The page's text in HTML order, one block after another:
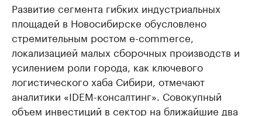
Развитие сегмента гибких индустриальных
площадей в Новосибирске обусловлено
стремительным ростом e-commerce,
локализацией малых сборочных производств и
усилением роли города, как ключевого
логистического хаба Сибири, отмечают
аналитики «IDEM-консалтинг». Совокупный
объем инвестиций в сектор на ближайшие два